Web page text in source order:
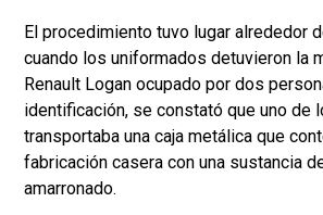
El procedimiento tuvo lugar alrededor
cuando los uniformados detuvieron la
Renault Logan ocupado por dos
identificación, se constató que uno de
transportaba una caja metálica que
fabricación casera con una sustancia
amarronado.